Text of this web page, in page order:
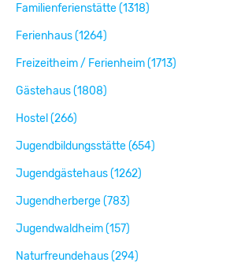
Familienferienstätte (1318)
Ferienhaus (1264)
Freizeitheim / Ferienheim (1713)
Gästehaus (1808)
Hostel (266)
Jugendbildungsstätte (654)
Jugendgästehaus (1262)
Jugendherberge (783)
Jugendwaldheim (157)
Naturfreundehaus (294)